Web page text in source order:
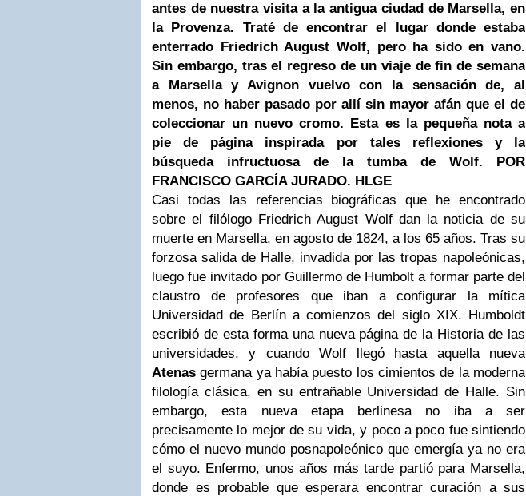
antes de nuestra visita a la antigua ciudad de Marsella, en
la Provenza. Traté de encontrar el lugar donde estaba
enterrado Friedrich August Wolf, pero ha sido en vano.
Sin embargo, tras el regreso de un viaje de fin de semana
a Marsella y Avignon vuelvo con la sensación de, al
menos, no haber pasado por allí sin mayor afán que el de
coleccionar un nuevo cromo. Esta es la pequeña nota a
pie de página inspirada por tales reflexiones y la
búsqueda infructuosa de la tumba de Wolf. POR
FRANCISCO GARCÍA JURADO. HLGE
Casi todas las referencias biográficas que he encontrado
sobre el filólogo Friedrich August Wolf dan la noticia de su
muerte en Marsella, en agosto de 1824, a los 65 años. Tras su
forzosa salida de Halle, invadida por las tropas napoleónicas,
luego fue invitado por Guillermo de Humbolt a formar parte del
claustro de profesores que iban a configurar la mítica
Universidad de Berlín a comienzos del siglo XIX. Humboldt
escribió de esta forma una nueva página de la Historia de las
universidades, y cuando Wolf llegó hasta aquella nueva
Atenas germana ya había puesto los cimientos de la moderna
filología clásica, en su entrañable Universidad de Halle. Sin
embargo, esta nueva etapa berlinesa no iba a ser
precisamente lo mejor de su vida, y poco a poco fue sintiendo
cómo el nuevo mundo posnapoleónico que emergía ya no era
el suyo. Enfermo, unos años más tarde partió para Marsella,
donde es probable que esperara encontrar curación a sus